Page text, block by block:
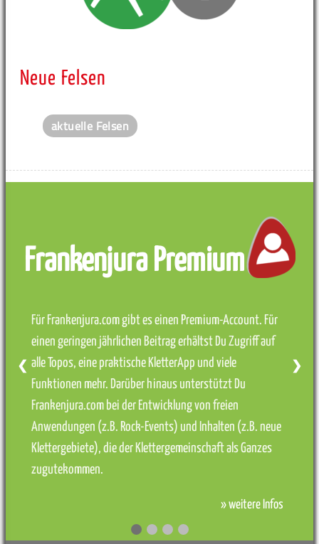
Neue Felsen
aktuelle Felsen
Frankenjura Premium
Für Frankenjura.com gibt es einen Premium-Account. Für
einen geringen jährlichen Beitrag erhältst Du Zugriff auf
alle Topos, eine praktische KletterApp und viele
Funktionen mehr. Darüber hinaus unterstützt Du
Frankenjura.com bei der Entwicklung von freien
Anwendungen (z.B. Rock-Events) und Inhalten (z.B. neue
Klettergebiete), die der Klettergemeinschaft als Ganzes
zugutekommen.
» weitere Infos
❮ ❯